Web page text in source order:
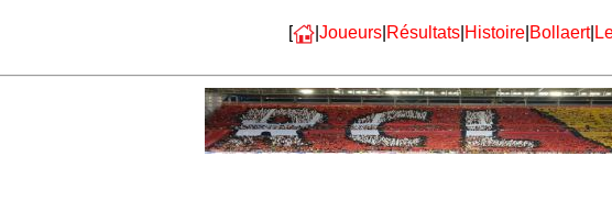
[ | Joueurs| Résultats| Histoire| Bollaert|